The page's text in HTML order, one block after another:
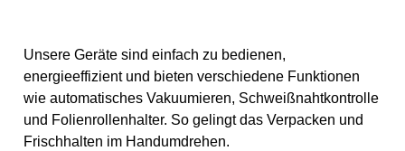
Unsere Geräte sind einfach zu bedienen,
energieeffizient und bieten verschiedene Funktionen
wie automatisches Vakuumieren, Schweißnahtkontrolle
und Folienrollenhalter. So gelingt das Verpacken und
Frischhalten im Handumdrehen.